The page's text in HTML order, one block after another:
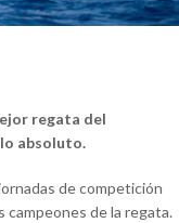
regata del
absoluto.
de competición
campeones de la regata.